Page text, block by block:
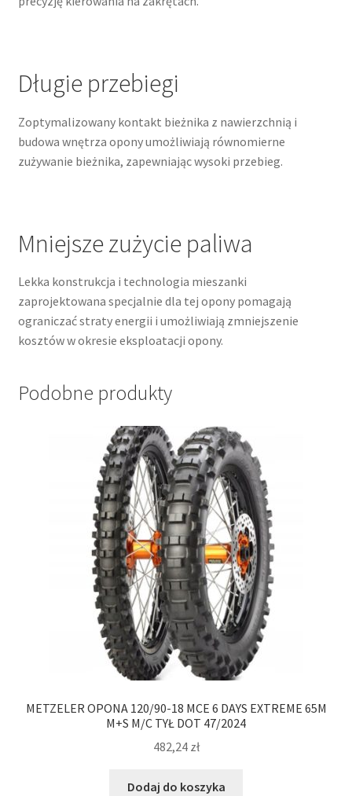
Długie przebiegi
Zoptymalizowany kontakt bieżnika z nawierzchnią i
budowa wnętrza opony umożliwiają równomierne
zużywanie bieżnika, zapewniając wysoki przebieg.
Mniejsze zużycie paliwa
Lekka konstrukcja i technologia mieszanki
zaprojektowana specjalnie dla tej opony pomagają
ograniczać straty energii i umożliwiają zmniejszenie
kosztów w okresie eksploatacji opony.
Podobne produkty
METZELER OPONA 120/90-18 MCE 6 DAYS EXTREME 65M
M+S M/C TYŁ DOT 47/2024
482,24 zł
Dodaj do koszyka